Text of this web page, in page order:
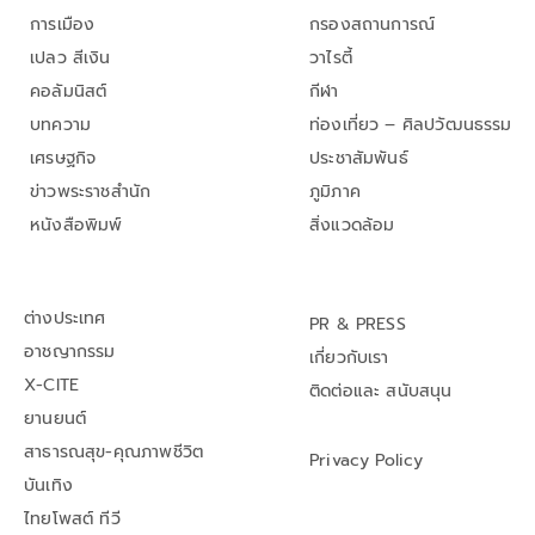
การเมือง
เปลว สีเงิน
คอลัมนิสต์
บทความ
เศรษฐกิจ
ข่าวพระราชสำนัก
หนังสือพิมพ์
กรองสถานการณ์
วาไรตี้
กีฬา
ท่องเที่ยว – ศิลปวัฒนธรรม
ประชาสัมพันธ์
ภูมิภาค
สิ่งแวดล้อม
ต่างประเทศ
อาชญากรรม
X-CITE
ยานยนต์
สาธารณสุข-คุณภาพชีวิต
บันเทิง
ไทยโพสต์ ทีวี
PR & PRESS
เกี่ยวกับเรา
ติดต่อและ สนับสนุน
Privacy Policy